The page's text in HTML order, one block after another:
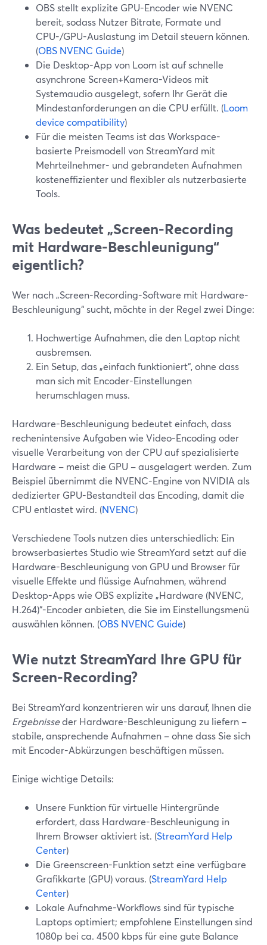
OBS stellt explizite GPU-Encoder wie NVENC
bereit, sodass Nutzer Bitrate, Formate und
CPU-/GPU-Auslastung im Detail steuern können.
(OBS NVENC Guide)
Die Desktop-App von Loom ist auf schnelle
asynchrone Screen+Kamera-Videos mit
Systemaudio ausgelegt, sofern Ihr Gerät die
Mindestanforderungen an die CPU erfüllt. (Loom
device compatibility)
Für die meisten Teams ist das Workspace-
basierte Preismodell von StreamYard mit
Mehrteilnehmer- und gebrandeten Aufnahmen
kosteneffizienter und flexibler als nutzerbasierte
Tools.
Was bedeutet „Screen-Recording
mit Hardware-Beschleunigung“
eigentlich?
Wer nach „Screen-Recording-Software mit Hardware-
Beschleunigung“ sucht, möchte in der Regel zwei Dinge:
Hochwertige Aufnahmen, die den Laptop nicht
ausbremsen.
Ein Setup, das „einfach funktioniert“, ohne dass
man sich mit Encoder-Einstellungen
herumschlagen muss.
Hardware-Beschleunigung bedeutet einfach, dass
rechenintensive Aufgaben wie Video-Encoding oder
visuelle Verarbeitung von der CPU auf spezialisierte
Hardware – meist die GPU – ausgelagert werden. Zum
Beispiel übernimmt die NVENC-Engine von NVIDIA als
dedizierter GPU-Bestandteil das Encoding, damit die
CPU entlastet wird. (NVENC)
Verschiedene Tools nutzen dies unterschiedlich: Ein
browserbasiertes Studio wie StreamYard setzt auf die
Hardware-Beschleunigung von GPU und Browser für
visuelle Effekte und flüssige Aufnahmen, während
Desktop-Apps wie OBS explizite „Hardware (NVENC,
H.264)“-Encoder anbieten, die Sie im Einstellungsmenü
auswählen können. (OBS NVENC Guide)
Wie nutzt StreamYard Ihre GPU für
Screen-Recording?
Bei StreamYard konzentrieren wir uns darauf, Ihnen die
Ergebnisseder Hardware-Beschleunigung zu liefern –
stabile, ansprechende Aufnahmen – ohne dass Sie sich
mit Encoder-Abkürzungen beschäftigen müssen.
Einige wichtige Details:
Unsere Funktion für virtuelle Hintergründe
erfordert, dass Hardware-Beschleunigung in
Ihrem Browser aktiviert ist. (StreamYard Help
Center)
Die Greenscreen-Funktion setzt eine verfügbare
Grafikkarte (GPU) voraus. (StreamYard Help
Center)
Lokale Aufnahme-Workflows sind für typische
Laptops optimiert; empfohlene Einstellungen sind
1080p bei ca. 4500 kbps für eine gute Balance